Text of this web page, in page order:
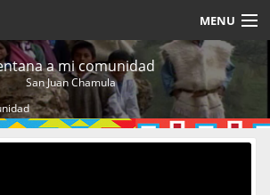
MENU
Cerrar Sesión
a mi comunidad
San Juan Chamula